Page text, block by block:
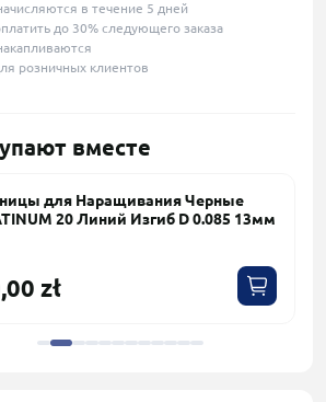
в течение 5 дней
до 30% следующего заказа
розничных клиентов
вместе
для Наращивания Черные
20 Линий Изгиб D 0.085 13мм
zł